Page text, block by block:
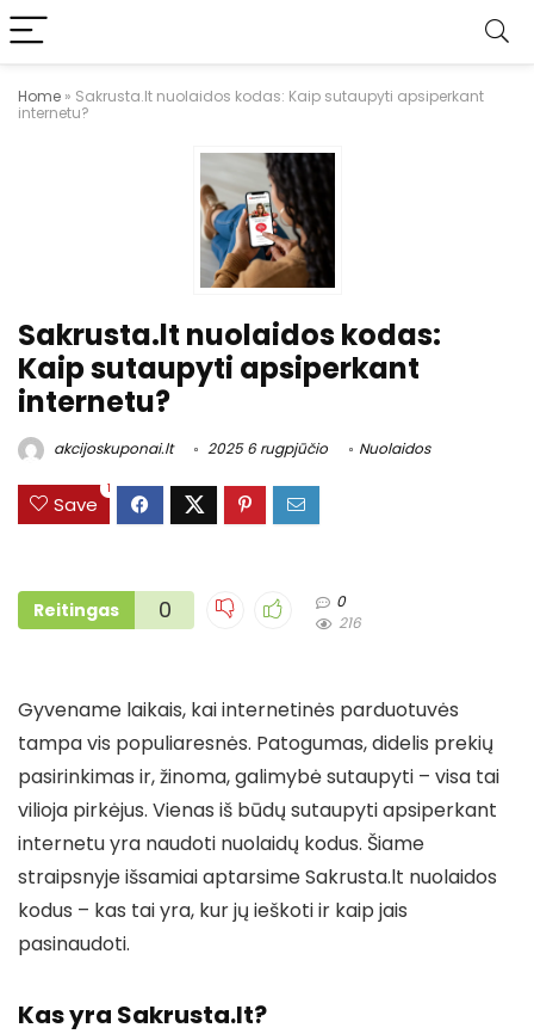
Home » Sakrusta.lt nuolaidos kodas: Kaip sutaupyti apsiperkant
internetu?
Sakrusta.lt nuolaidos kodas:
Kaip sutaupyti apsiperkant
internetu?
akcijoskuponai.lt 2025 6 rugpjūčio Nuolaidos
Save
1
Reitingas 0
0
216
Gyvename laikais, kai internetinės parduotuvės
tampa vis populiaresnės. Patogumas, didelis prekių
pasirinkimas ir, žinoma, galimybė sutaupyti – visa tai
vilioja pirkėjus. Vienas iš būdų sutaupyti apsiperkant
internetu yra naudoti nuolaidų kodus. Šiame
straipsnyje išsamiai aptarsime Sakrusta.lt nuolaidos
kodus – kas tai yra, kur jų ieškoti ir kaip jais
pasinaudoti.
Kas yra Sakrusta.lt?